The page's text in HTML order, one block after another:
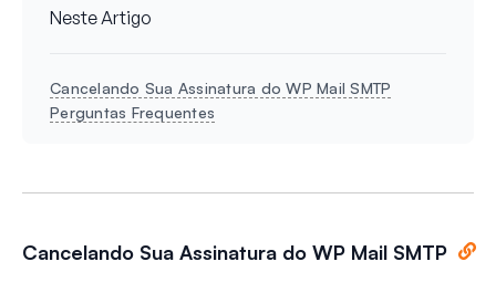
Neste Artigo
Cancelando Sua Assinatura do WP Mail SMTP
Perguntas Frequentes
Cancelando Sua Assinatura do WP Mail SMTP